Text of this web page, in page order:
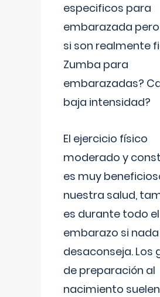
especificos para
embarazada
si son realmente
Zumba para
embarazadas?
baja intensidad?
El ejercicio físico
moderado y
es muy
nuestra salud,
es durante todo el
embarazo si
desaconseja. Los
de preparación al
nacimiento